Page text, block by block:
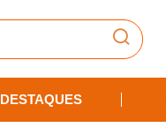
DESTAQUES